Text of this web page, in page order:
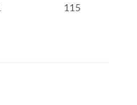
115